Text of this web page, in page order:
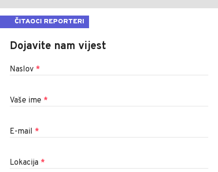
ČITAOCI REPORTERI
Dojavite nam vijest
Naslov *
Vaše ime *
E-mail *
Lokacija *